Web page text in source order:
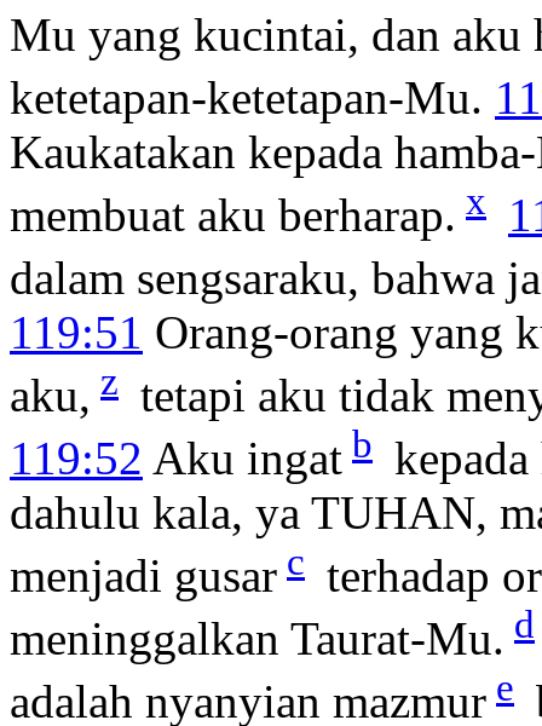
Mu yang kucintai, dan aku
ketetapan-ketetapan-Mu.
Kaukatakan kepada
membuat aku berharap. x
dalam sengsaraku, bahwa
119:51 Orang-orang yang
aku, z tetapi aku tidak
119:52 Aku ingat b
dahulu kala, ya TUHAN,
menjadi gusar c terhadap
meninggalkan Taurat-Mu. d
adalah nyanyian mazmur e